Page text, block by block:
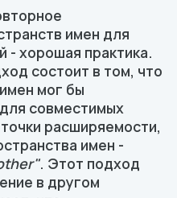
имен для
- хорошая практика.
состоит в том, что
мог бы
совместимых
расширяемости,
имен -
. Этот подход
в другом